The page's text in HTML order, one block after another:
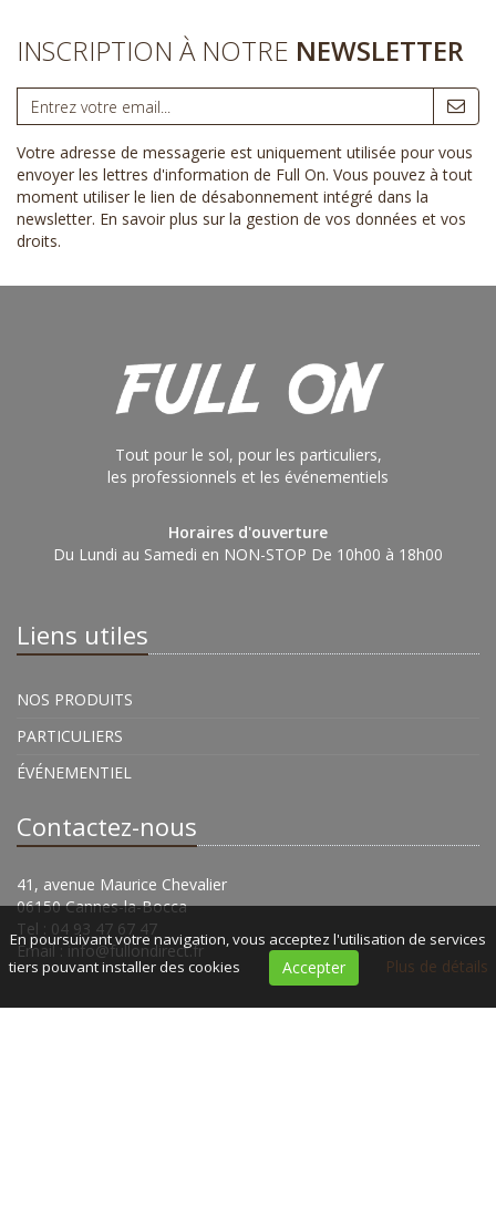
INSCRIPTION À NOTRE NEWSLETTER
Votre adresse de messagerie est uniquement utilisée pour vous
envoyer les lettres d'information de Full On. Vous pouvez à tout
moment utiliser le lien de désabonnement intégré dans la
newsletter. En savoir plus sur la gestion de vos données et vos
droits.
Tout pour le sol, pour les particuliers,
les professionnels et les événementiels
Horaires d'ouverture
Du Lundi au Samedi en NON-STOP De 10h00 à 18h00
Liens utiles
NOS PRODUITS
PARTICULIERS
ÉVÉNEMENTIEL
Contactez-nous
41, avenue Maurice Chevalier
06150 Cannes-la-Bocca
Tel : 04 93 47 67 47
Email :info@fullondirect.fr
En poursuivant votre navigation, vous acceptez l'utilisation de services
tiers pouvant installer des cookies
Accepter Plus de détails